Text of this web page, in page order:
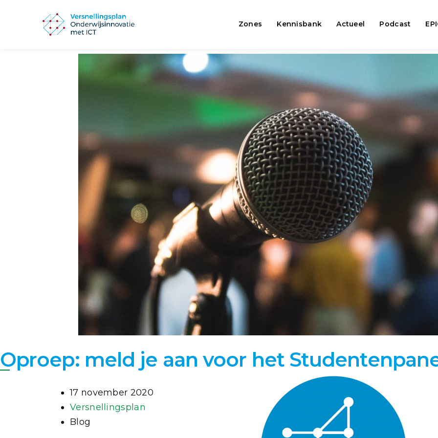
Zones Kennisbank Actueel Podcast
Oproep: meld je aan voor het
17 november 2020
Versnellingsplan
Blog